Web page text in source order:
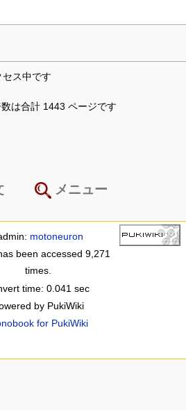
ス中です
は合計 1443 ページです
メニュー
motoneuron
been accessed 9,271
times.
time: 0.041 sec
by PukiWiki
for PukiWiki